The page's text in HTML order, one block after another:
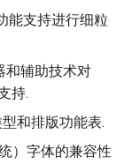
能支持进行细粒
和辅助技术对
持.
和排版功能表.
）字体的兼容性